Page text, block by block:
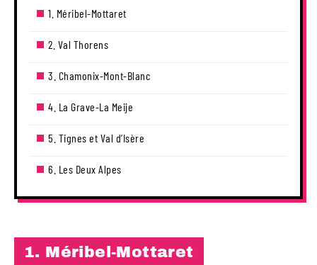
1. Méribel-Mottaret
2. Val Thorens
3. Chamonix-Mont-Blanc
4. La Grave-La Meije
5. Tignes et Val d’Isère
6. Les Deux Alpes
1. Méribel-Mottaret